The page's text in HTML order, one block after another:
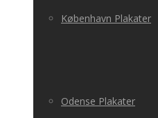
København Plakater
Odense Plakater